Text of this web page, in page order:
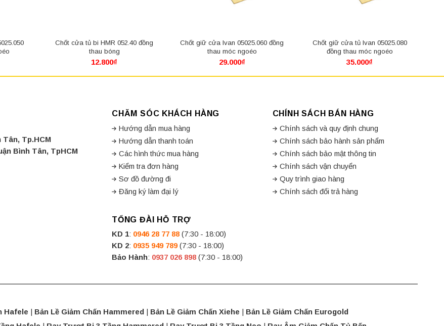
Chốt cửa tủ bi HMR 052.40 đồng
thau bóng
12.800₫
Chốt giữ cửa Ivan 05025.060 đồng
thau móc ngoéo
29.000₫
Chốt giữ cửa tủ Ivan 05025.080
đồng thau móc ngoéo
35.000₫
Tân, Tp.HCM
Bình Tân, TpHCM
CHĂM SÓC KHÁCH HÀNG
Hướng dẫn mua hàng
Hướng dẫn thanh toán
Các hình thức mua hàng
Kiểm tra đơn hàng
Sơ đồ đường đi
Đăng ký làm đại lý
TỔNG ĐÀI HỖ TRỢ
KD 1: 0946 28 77 88 (7:30 - 18:00)
KD 2: 0935 949 789 (7:30 - 18:00)
Bảo Hành: 0937 026 898 (7:30 - 18:00)
CHÍNH SÁCH BÁN HÀNG
Chính sách và quy định chung
Chính sách bảo hành sản phẩm
Chính sách bảo mật thông tin
Chính sách vận chuyển
Quy trình giao hàng
Chính sách đổi trả hàng
Hafele | Bản Lề Giảm Chấn Hammered | Bản Lề Giảm Chấn Xiehe | Bản Lề Giảm Chấn Eurogold